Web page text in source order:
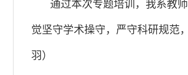
通过本次专题培训，我系教
觉坚守学术操守，严守科研规范
羽）